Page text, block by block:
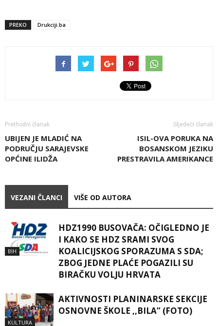
PREKO Drukciji.ba
Prethodni članak
UBIJEN JE MLADIĆ NA
PODRUČJU SARAJEVSKE
OPĆINE ILIDŽA
Sljedeći članak
ISIL-OVA PORUKA NA
BOSANSKOM JEZIKU
PRESTRAVILA AMERIKANCE
VEZANI ČLANCI VIŠE OD AUTORA
BIH
HDZ1990 BUSOVAČA: OČIGLEDNO JE
I KAKO SE HDZ SRAMI SVOG
KOALICIJSKOG SPORAZUMA S SDA;
ZBOG JEDNE PLAĆE POGAZILI SU
BIRAČKU VOLJU HRVATA
KULTURA
AKTIVNOSTI PLANINARSKE SEKCIJE
OSNOVNE ŠKOLE ,,BILA” (FOTO)